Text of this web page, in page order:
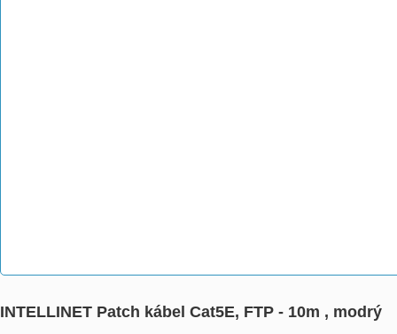
INTELLINET Patch kábel Cat5E, FTP - 10m , modrý